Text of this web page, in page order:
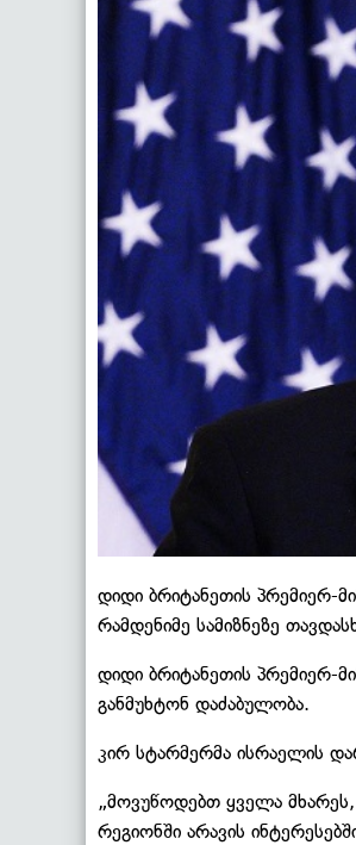
დიდი ბრიტანეთის პრემიერ-
რამდენიმე სამიზნეზე
დიდი ბრიტანეთის პრემიერ-
განმუხტონ დაძაბულობა.
კირ სტარმერმა ისრაელის
„მოვუწოდებთ ყველა
რეგიონში არავის